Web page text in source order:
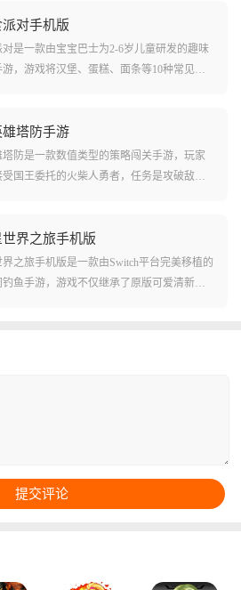
,玩家一方扮演拆弹者,目标是在伙伴的帮助
另一方则扮演拆弹专家,通过使用拆弹手册指
任务。游戏内拆弹者看不到手册,专家也看
爆炸,则闯关失败。
对手机版
对是一款由宝宝巴士为2-6岁儿童研发的趣味
游，游戏将汉堡、蛋糕、面条等10种常见美
澡、换装、装饰等互动，孩子能自然而然
，了解食物的制作过程，并建立起对食物的
塔防手游
塔防是一款数值类型的策略闯关手游，玩家
国王委托的火柴人勇者，任务是攻破敌军
像玩大鱼吃小鱼一样，精准计算每一次进
场关于数字的游戏中存活下去。
界之旅手机版
之旅手机版是一款由Switch平台完美移植的
钓鱼手游，游戏不仅继承了原版可爱清新的